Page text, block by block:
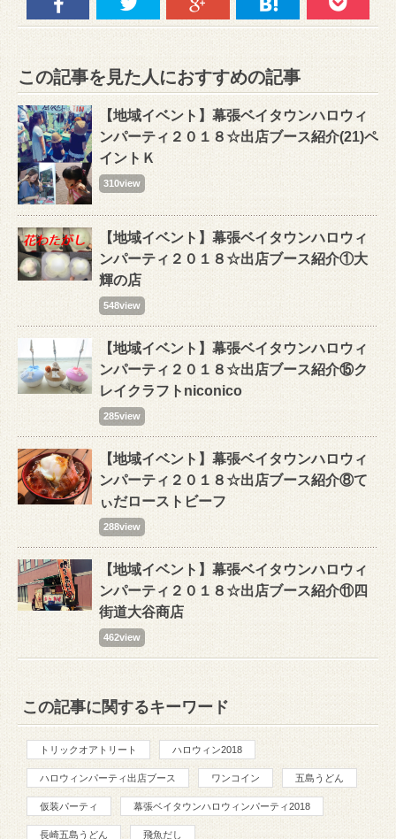
この記事を見た人におすすめの記事
【地域イベント】幕張ベイタウンハロウィ
ンパーティ２０１８☆出店ブース紹介(21)ペ
イントＫ
310view
【地域イベント】幕張ベイタウンハロウィ
ンパーティ２０１８☆出店ブース紹介①大
輝の店
548view
【地域イベント】幕張ベイタウンハロウィ
ンパーティ２０１８☆出店ブース紹介⑮ク
レイクラフトniconico
285view
【地域イベント】幕張ベイタウンハロウィ
ンパーティ２０１８☆出店ブース紹介⑧て
ぃだローストビーフ
288view
【地域イベント】幕張ベイタウンハロウィ
ンパーティ２０１８☆出店ブース紹介⑪四
街道大谷商店
462view
この記事に関するキーワード
トリックオアトリート ハロウィン2018
ハロウィンパーティ出店ブース ワンコイン 五島うどん
仮装パーティ 幕張ベイタウンハロウィンパーティ2018
長崎五島うどん 飛魚だし